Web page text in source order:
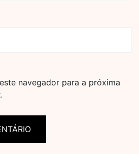
navegador para a próxima